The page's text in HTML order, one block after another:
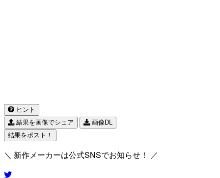
ヒント
結果を画像でシェア
画像DL
結果をポスト！
＼ 新作メーカーは公式SNSでお知らせ！ ／